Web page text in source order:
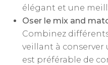
élégant et une
Oser le mix and
Combinez
veillant à conserver
est préférable de